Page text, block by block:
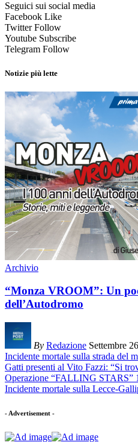
Seguici sui social media
Facebook Like
Twitter Follow
Youtube Subscribe
Telegram Follow
Notizie più lette
Archivio
“Monza VROOM”: Un
dell’Autodromo
By Redazione Settembre
Incidente mortale sulla strada del
Gatti presenti al Vito Fazzi: “Si
Operazione “FALLING STARS”
Incidente mortale sulla Lecce-
- Advertisement -